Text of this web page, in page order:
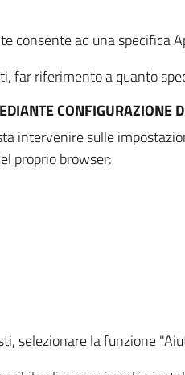
consente ad una specifica
far riferimento a quanto
CONFIGURAZIONE
intervenire sulle
proprio browser:
selezionare la funzione